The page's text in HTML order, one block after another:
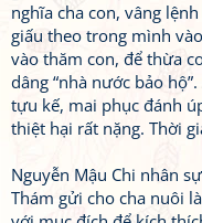
nghĩa cha con, vâng
giấu theo trong mình
vào thăm con, để thừa
dâng “nhà nước bảo
tựu kế, mai phục đánh
thiệt hại rất nặng. Thời
Nguyễn Mậu Chi nhân
Thám gửi cho cha nuôi